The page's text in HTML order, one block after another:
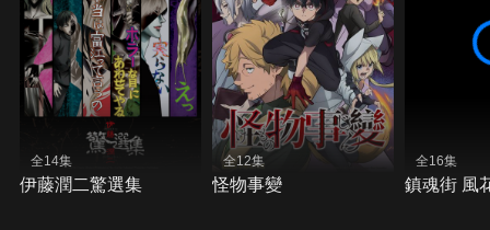
全14集
伊藤潤二驚選集
全12集
怪物事變
全16集
鎮魂街 風